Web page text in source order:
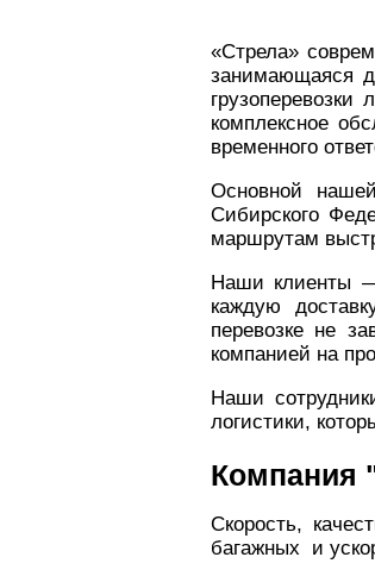
«Стрела»
занимающаяся
комплексное
временного
Основной
Сибирского
маршрутам
Наши клиенты —
каждую
перевозке не
компанией на
Наши
логистики,
Компания
Скорость,
багажных и